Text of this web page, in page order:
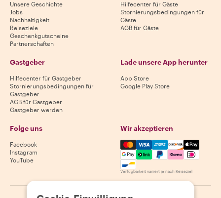
Unsere Geschichte
Jobs
Nachhaltigkeit
Reiseziele
Geschenkgutscheine
Partnerschaften
Hilfecenter für Gäste
Stornierungsbedingungen für
Gäste
AGB für Gäste
Gastgeber
Hilfecenter für Gastgeber
Stornierungsbedingungen für
Gastgeber
AGB für Gastgeber
Gastgeber werden
Lade unsere App herunter
App Store
Google Play Store
Folge uns
Facebook
Instagram
YouTube
Wir akzeptieren
Mastercard, Visa, Amex,
Verfügbarkeit variiert je nach Reiseziel